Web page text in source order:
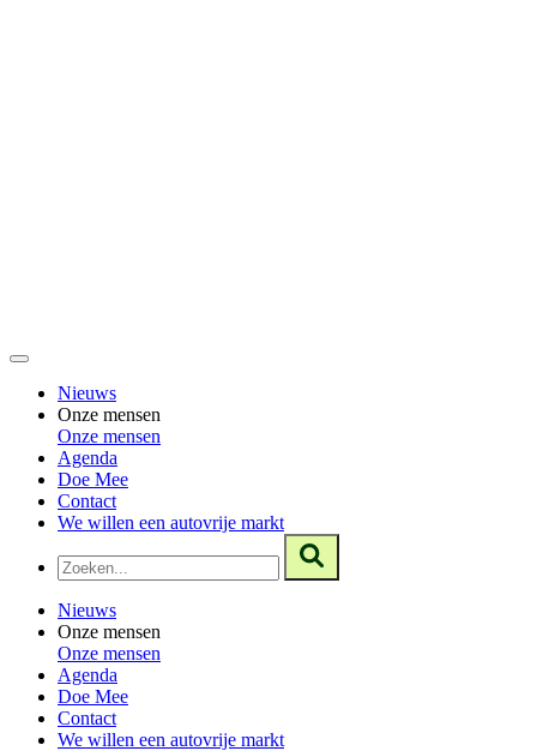
Nieuws
Onze mensen
Onze mensen
Agenda
Doe Mee
Contact
We willen een autovrije markt
Nieuws
Onze mensen
Onze mensen
Agenda
Doe Mee
Contact
We willen een autovrije markt